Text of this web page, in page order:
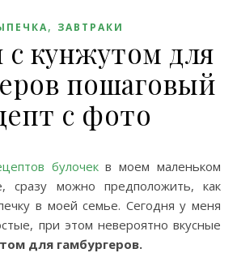
, ЗАВТРАКИ
с кунжутом для
пошаговый
с фото
булочекв моем маленьком
сразу можно предположить, как
в моей семье. Сегодня у меня
при этом невероятно вкусные
для гамбургеров.